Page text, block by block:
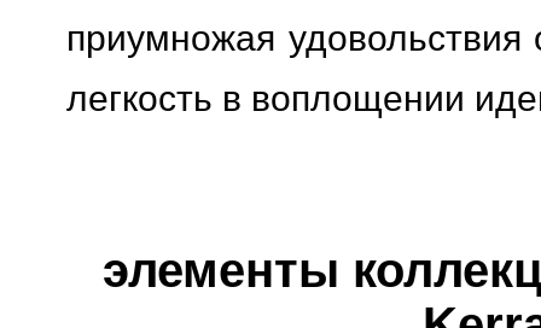
приумножая
легкость в воплощении
элементы